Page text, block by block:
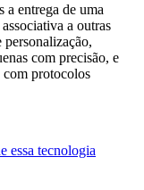
a entrega de uma
a outras
personalização,
com precisão, e
com protocolos